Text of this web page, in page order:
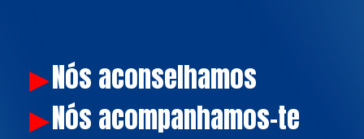
▶Nós aconselhamos
▶Nós acompanhamos-te